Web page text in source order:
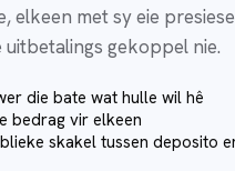
elkeen met sy eie
gekoppel nie.
die bate wat hulle wil hê
bedrag vir elkeen
skakel tussen deposito